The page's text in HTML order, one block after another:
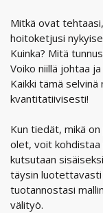
Mitkä ovat
hoitoketjusi
Kuinka? Mitä
Voiko niillä johtaa
Kaikki tämä selvinä
kvantitatiivisesti!
Kun tiedät, mikä
olet, voit kohdistaa
kutsutaan
täysin luotettavasti
tuotannostasi
välityö.